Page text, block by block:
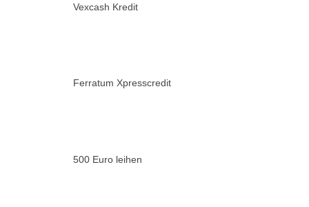
Vexcash Kredit
Ferratum Xpresscredit
500 Euro leihen